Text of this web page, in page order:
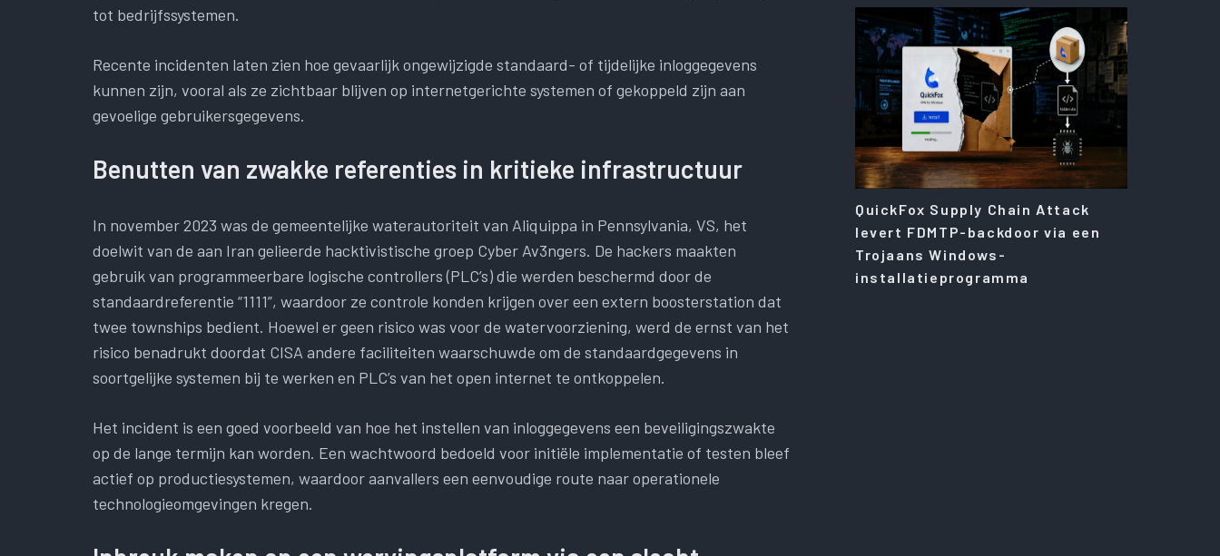
tot bedrijfssystemen.
Recente incidenten laten zien hoe gevaarlijk ongewijzigde standaard- of tijdelijke inloggegevens
kunnen zijn, vooral als ze zichtbaar blijven op internetgerichte systemen of gekoppeld zijn aan
gevoelige gebruikersgegevens.
Benutten van zwakke referenties in kritieke infrastructuur
In november 2023 was de gemeentelijke waterautoriteit van Aliquippa in Pennsylvania, VS, het
doelwit van de aan Iran gelieerde hacktivistische groep Cyber ​​Av3ngers. De hackers maakten
gebruik van programmeerbare logische controllers (PLC’s) die werden beschermd door de
standaardreferentie “1111”, waardoor ze controle konden krijgen over een extern boosterstation dat
twee townships bedient. Hoewel er geen risico was voor de watervoorziening, werd de ernst van het
risico benadrukt doordat CISA andere faciliteiten waarschuwde om de standaardgegevens in
soortgelijke systemen bij te werken en PLC’s van het open internet te ontkoppelen.
Het incident is een goed voorbeeld van hoe het instellen van inloggegevens een beveiligingszwakte
op de lange termijn kan worden. Een wachtwoord bedoeld voor initiële implementatie of testen bleef
actief op productiesystemen, waardoor aanvallers een eenvoudige route naar operationele
technologieomgevingen kregen.
QuickFox Supply Chain Attack
levert FDMTP-backdoor via een
Trojaans Windows-
installatieprogramma